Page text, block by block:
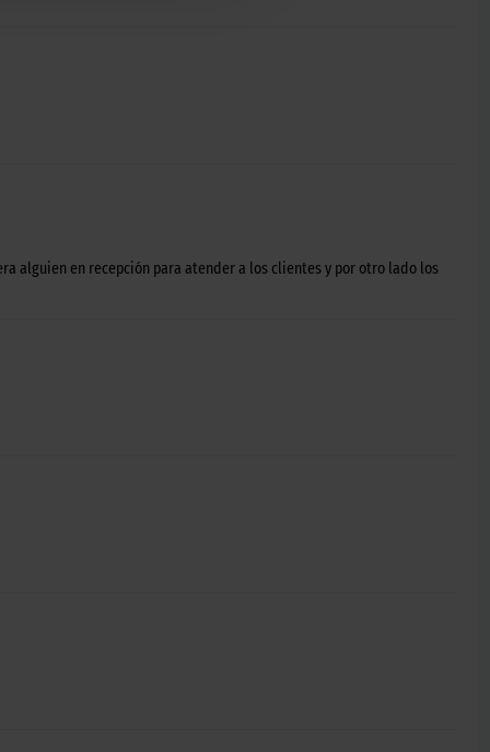
alguien en recepción para atender a los clientes y por otro lado los